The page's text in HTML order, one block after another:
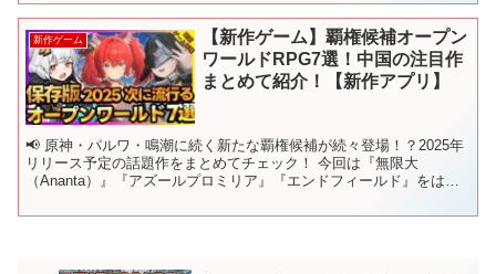
新作ゲーム
【新作ゲーム】覇権候補オープン
ワールドRPG7選！中国の注目作
まとめて紹介！【新作アプリ】
📢 原神・パルワ・鳴潮に続く新たな覇権候補が続々登場！？2025年
リリース予定の話題作をまとめてチェック！ 今回は『無限大
（Ananta）』『アズールプロミリア』『エンドフィールド』をはじ